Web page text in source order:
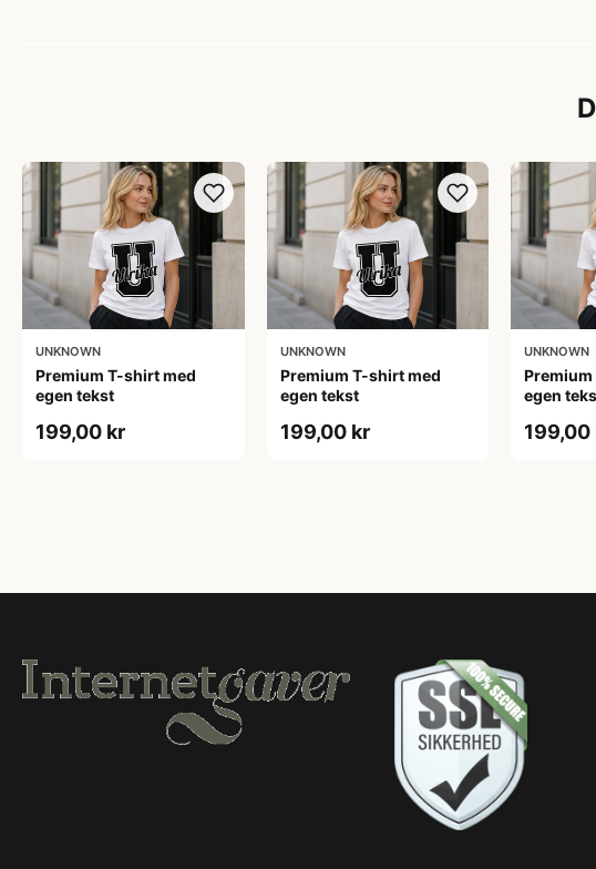
UNKNOWN
Premium T-shirt med
egen tekst
199,00 kr
UNKNOWN
Premium T-shirt med
egen tekst
199,00 kr
UNKNOWN
egen
199,00